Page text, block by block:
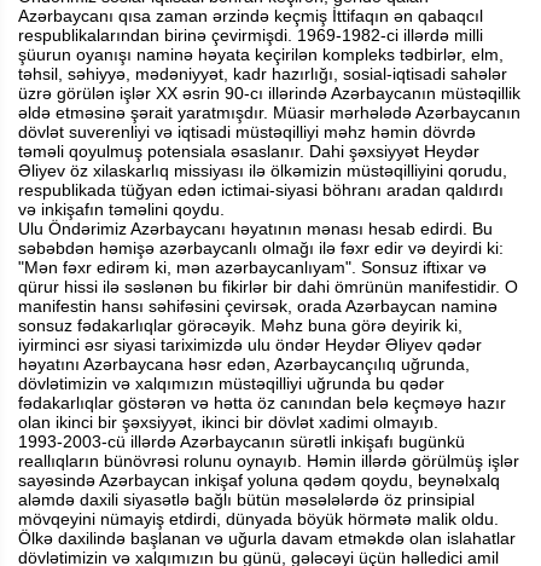
Azərbaycanı qısa zaman ərzində keçmiş İttifaqın ən qabaqcıl
respublikalarından birinə çevirmişdi. 1969-1982-ci illərdə milli
şüurun oyanışı naminə həyata keçirilən kompleks tədbirlər, elm,
təhsil, səhiyyə, mədəniyyət, kadr hazırlığı, sosial-iqtisadi sahələr
üzrə görülən işlər XX əsrin 90-cı illərində Azərbaycanın müstəqillik
əldə etməsinə şərait yaratmışdır. Müasir mərhələdə Azərbaycanın
dövlət suverenliyi və iqtisadi müstəqilliyi məhz həmin dövrdə
təməli qoyulmuş potensiala əsaslanır. Dahi şəxsiyyət Heydər
Əliyev öz xilaskarlıq missiyası ilə ölkəmizin müstəqilliyini qorudu,
respublikada tüğyan edən ictimai-siyasi böhranı aradan qaldırdı
və inkişafın təməlini qoydu.
Ulu Öndərimiz Azərbaycanı həyatının mənası hesab edirdi. Bu
səbəbdən həmişə azərbaycanlı olmağı ilə fəxr edir və deyirdi ki:
"Mən fəxr edirəm ki, mən azərbaycanlıyam". Sonsuz iftixar və
qürur hissi ilə səslənən bu fikirlər bir dahi ömrünün manifestidir. O
manifestin hansı səhifəsini çevirsək, orada Azərbaycan naminə
sonsuz fədakarlıqlar görəcəyik. Məhz buna görə deyirik ki,
iyirminci əsr siyasi tariximizdə ulu öndər Heydər Əliyev qədər
həyatını Azərbaycana həsr edən, Azərbaycançılıq uğrunda,
dövlətimizin və xalqımızın müstəqilliyi uğrunda bu qədər
fədakarlıqlar göstərən və hətta öz canından belə keçməyə hazır
olan ikinci bir şəxsiyyət, ikinci bir dövlət xadimi olmayıb.
1993-2003-cü illərdə Azərbaycanın sürətli inkişafı bugünkü
reallıqların bünövrəsi rolunu oynayıb. Həmin illərdə görülmüş işlər
sayəsində Azərbaycan inkişaf yoluna qədəm qoydu, beynəlxalq
aləmdə daxili siyasətlə bağlı bütün məsələlərdə öz prinsipial
mövqeyini nümayiş etdirdi, dünyada böyük hörmətə malik oldu.
Ölkə daxilində başlanan və uğurla davam etməkdə olan islahatlar
dövlətimizin və xalqımızın bu günü, gələcəyi üçün həlledici amil